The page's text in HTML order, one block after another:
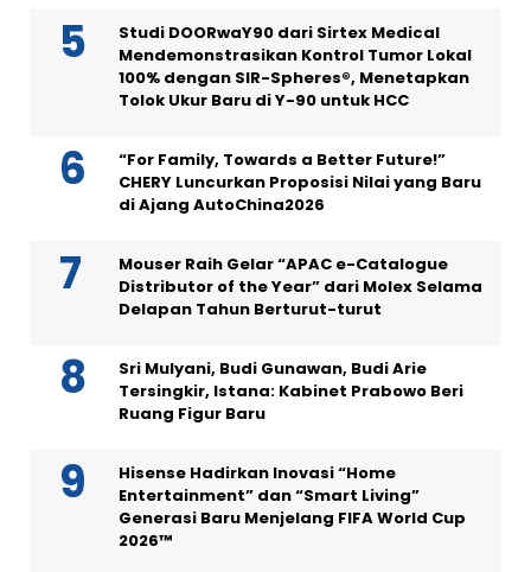
Studi DOORwaY90 dari Sirtex Medical
Mendemonstrasikan Kontrol Tumor Lokal
100% dengan SIR-Spheres®, Menetapkan
Tolok Ukur Baru di Y-90 untuk HCC
“For Family, Towards a Better Future!”
CHERY Luncurkan Proposisi Nilai yang Baru
di Ajang AutoChina2026
Mouser Raih Gelar “APAC e-Catalogue
Distributor of the Year” dari Molex Selama
Delapan Tahun Berturut-turut
Sri Mulyani, Budi Gunawan, Budi Arie
Tersingkir, Istana: Kabinet Prabowo Beri
Ruang Figur Baru
Hisense Hadirkan Inovasi “Home
Entertainment” dan “Smart Living”
Generasi Baru Menjelang FIFA World Cup
2026™